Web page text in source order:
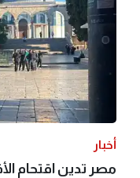
أخبار
مصر تدين اقتحام